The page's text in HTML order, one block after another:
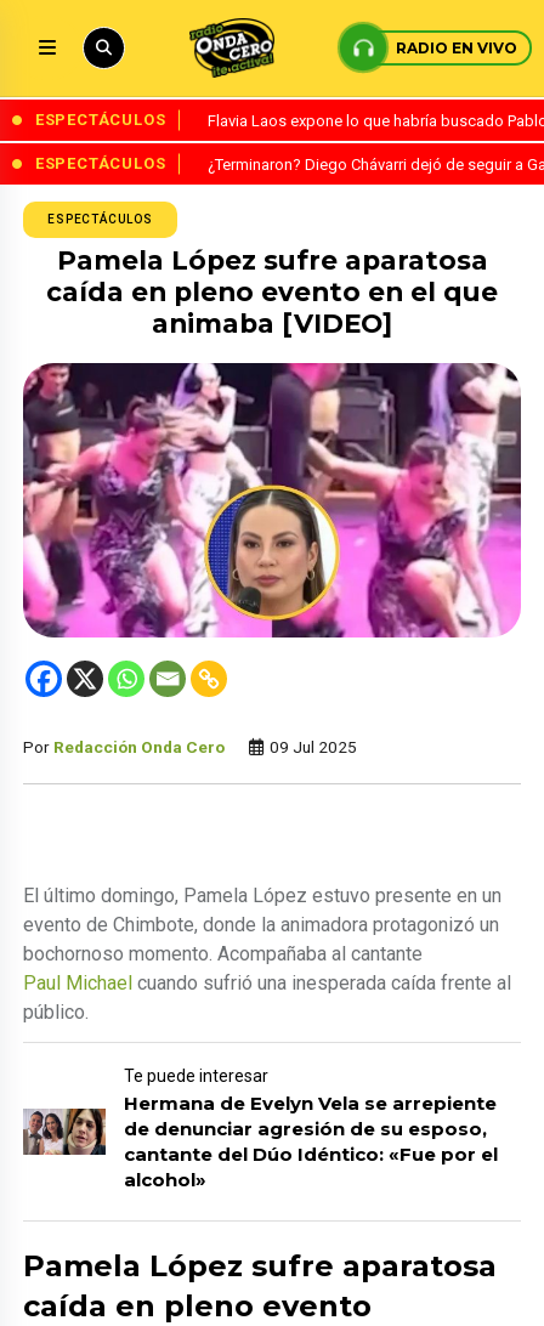
RADIO EN VIVO
ESPECTÁCULOS Flavia Laos expone lo que habría buscado
ESPECTÁCULOS ¿Terminaron? Diego Chávarri dejó de seguir a
ESPECTÁCULOS
Pamela López sufre aparatosa
caída en pleno evento en el que
animaba [VIDEO]
Por Redacción Onda Cero 09 Jul 2025
El último domingo, Pamela López estuvo presente en un
evento de Chimbote, donde la animadora protagonizó un
bochornoso momento. Acompañaba al cantante
Paul Michael cuando sufrió una inesperada caída frente al
público.
Te puede interesar
Hermana de Evelyn Vela se arrepiente
de denunciar agresión de su esposo,
cantante del Dúo Idéntico: «Fue por el
alcohol»
Pamela López sufre aparatosa
caída en pleno evento